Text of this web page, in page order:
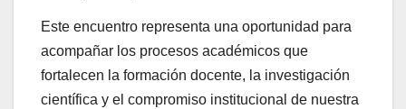
Este encuentro representa una oportunidad para
acompañar los procesos académicos que
fortalecen la formación docente, la investigación
científica y el compromiso institucional de nuestra